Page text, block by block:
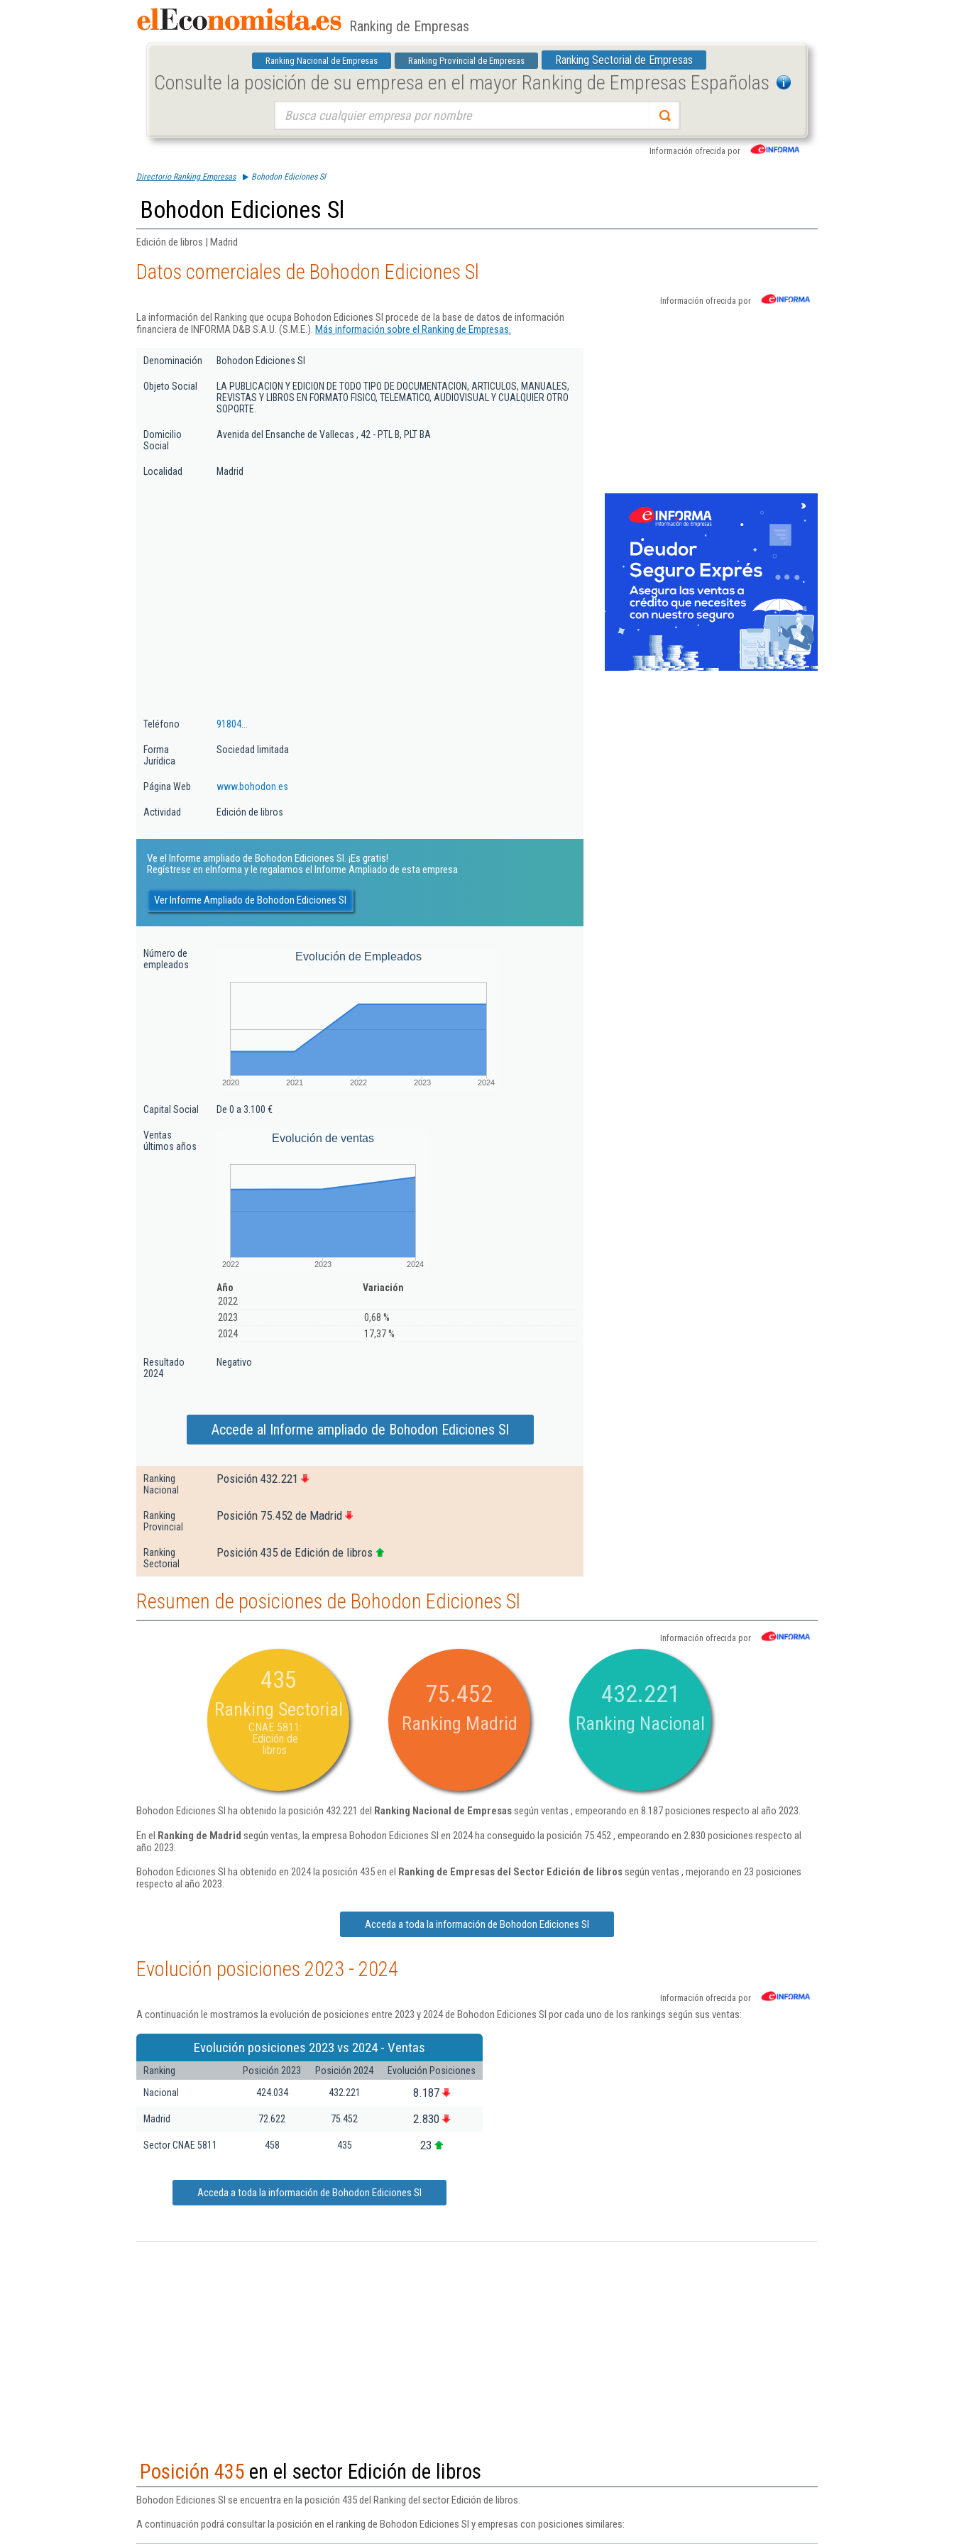
Ranking de Empresas
Ranking Nacional de Empresas Ranking Provincial de Empresas Ranking Sectorial de Empresas
Consulte la posición de su empresa en el mayor Ranking de Empresas Españolas
Información ofrecida por
Directorio Ranking Empresas Bohodon Ediciones Sl
Bohodon Ediciones Sl
Edición de libros | Madrid
Datos comerciales de Bohodon Ediciones Sl
Información ofrecida por
La información del Ranking que ocupa Bohodon Ediciones Sl procede de la base de datos de información
financiera de INFORMA D&B S.A.U. (S.M.E.). Más información sobre el Ranking de Empresas.
Denominación Bohodon Ediciones Sl
Objeto Social
LA PUBLICACION Y EDICION DE TODO TIPO DE DOCUMENTACION, ARTICULOS, MANUALES,
REVISTAS Y LIBROS EN FORMATO FISICO, TELEMATICO, AUDIOVISUAL Y CUALQUIER OTRO
SOPORTE.
Domicilio
Social
Avenida del Ensanche de Vallecas , 42 - PTL B, PLT BA
Localidad Madrid
Teléfono 91804...
Forma
Jurídica
Sociedad limitada
Página Web www.bohodon.es
Actividad Edición de libros
Ve el Informe ampliado de Bohodon Ediciones Sl. ¡Es gratis!
Regístrese en eInforma y le regalamos el Informe Ampliado de esta empresa
Ver Informe Ampliado de Bohodon Ediciones Sl
Número de
empleados
Evolución de Empleados
2020 2021 2022 2023 2024
Capital Social De 0 a 3.100 €
Ventas
últimos años
Evolución de ventas
2022 2023 2024
Año
Variación
2022
2023
0,68 %
2024
17,37 %
Resultado
2024
Negativo
Accede al Informe ampliado de Bohodon Ediciones Sl
Ranking
Nacional
Posición 432.221
Ranking
Provincial
Posición 75.452 de Madrid
Ranking
Sectorial
Posición 435 de Edición de libros
Resumen de posiciones de Bohodon Ediciones Sl
Información ofrecida por
435
Ranking Sectorial
CNAE 5811:
Edición de
libros
75.452
Ranking Madrid
432.221
Ranking Nacional
Bohodon Ediciones Sl ha obtenido la posición 432.221 del Ranking Nacional de Empresassegún ventas , empeorando en 8.187 posiciones respecto al año 2023.
En el Ranking de Madrid según ventas, la empresa Bohodon Ediciones Sl en 2024 ha conseguido la posición 75.452 , empeorando en 2.830 posiciones respecto al
año 2023.
Bohodon Ediciones Sl ha obtenido en 2024 la posición 435 en el Ranking de Empresas del Sector Edición de librossegún ventas , mejorando en 23 posiciones
respecto al año 2023.
Acceda a toda la información de Bohodon Ediciones Sl
Evolución posiciones 2023 - 2024
Información ofrecida por
A continuación le mostramos la evolución de posiciones entre 2023 y 2024 de Bohodon Ediciones Sl por cada uno de los rankings según sus ventas:
Evolución posiciones 2023 vs 2024 - Ventas
Ranking Posición 2023 Posición 2024
Evolución Posiciones
Nacional
424.034 432.221 8.187
Madrid 72.622 75.452 2.830
Sector CNAE 5811 458 435 23
Acceda a toda la información de Bohodon Ediciones Sl
Posición 435 en el sector Edición de libros
Bohodon Ediciones Sl se encuentra en la posición 435 del Ranking del sector Edición de libros.
A continuación podrá consultar la posición en el ranking de Bohodon Ediciones Sl y empresas con posiciones similares: